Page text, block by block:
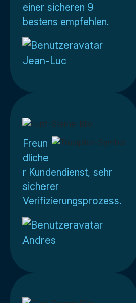
einer sicheren 9
bestens empfehlen.
Jean-Luc
Freun
dliche
r Kundendienst, sehr
sicherer
Verifizierungsprozess.
Andres